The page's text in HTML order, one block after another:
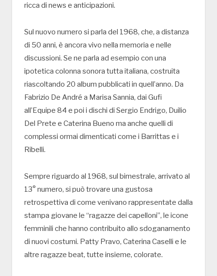
ricca di news e anticipazioni.
Sul nuovo numero si parla del 1968, che, a distanza
di 50 anni, è ancora vivo nella memoria e nelle
discussioni. Se ne parla ad esempio con una
ipotetica colonna sonora tutta italiana, costruita
riascoltando 20 album pubblicati in quell’anno. Da
Fabrizio De André a Marisa Sannia, dai Gufi
all’Equipe 84 e poi i dischi di Sergio Endrigo, Duilio
Del Prete e Caterina Bueno ma anche quelli di
complessi ormai dimenticati come i Barrittas e i
Ribelli.
Sempre riguardo al 1968, sul bimestrale, arrivato al
13° numero, si può trovare una gustosa
retrospettiva di come venivano rappresentate dalla
stampa giovane le “ragazze dei capelloni”, le icone
femminili che hanno contribuito allo sdoganamento
di nuovi costumi. Patty Pravo, Caterina Caselli e le
altre ragazze beat, tutte insieme, colorate.